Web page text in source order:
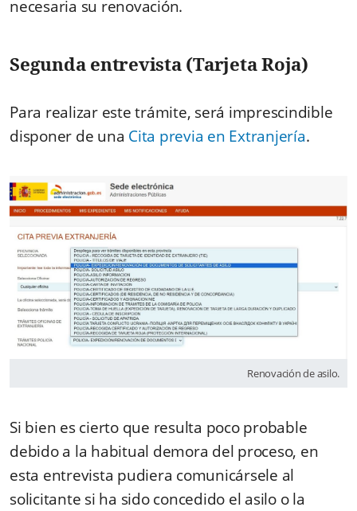
necesaria su renovación.
Segunda entrevista (Tarjeta Roja)
Para realizar este trámite, será imprescindible
disponer de una Cita previa en Extranjería.
Renovación de asilo.
Si bien es cierto que resulta poco probable
debido a la habitual demora del proceso, en
esta entrevista pudiera comunicársele al
solicitante si ha sido concedido el asilo o la